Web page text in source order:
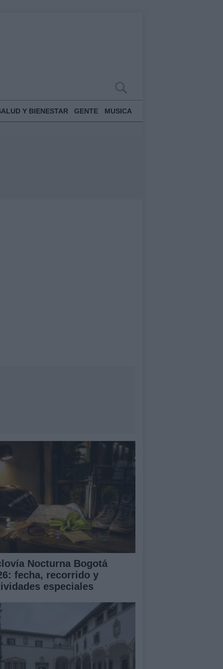
Y BIENESTAR GENTE MUSICA
Nocturna Bogotá
fecha, recorrido y
especiales